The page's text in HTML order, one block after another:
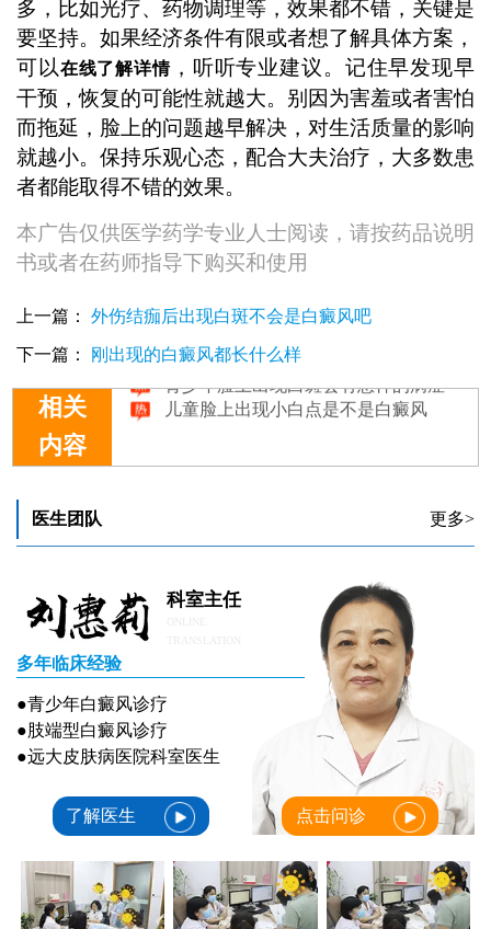
多，比如光疗、药物调理等，效果都不错，关键是
要坚持。如果经济条件有限或者想了解具体方案，
可以在线了解详情，听听专业建议。记住早发现早
干预，恢复的可能性就越大。别因为害羞或者害怕
而拖延，脸上的问题越早解决，对生活质量的影响
就越小。保持乐观心态，配合大夫治疗，大多数患
者都能取得不错的效果。
本广告仅供医学药学专业人士阅读，请按药品说明
书或者在药师指导下购买和使用
上一篇： 外伤结痂后出现白斑不会是白癜风吧
下一篇： 刚出现的白癜风都长什么样
相关
内容
脸上出现一小块白斑要做什么检查
脸上出现白斑怎么诊断是不是白癜风
青少年脸上出现白斑会有怎样的病症
儿童脸上出现小白点是不是白癜风
医生团队 更多>
科室主任
多年临床经验
●青少年白癜风诊疗
●肢端型白癜风诊疗
●远大皮肤病医院科室医生
了解医生 点击问诊